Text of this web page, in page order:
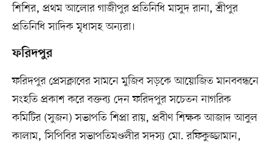
শিশির, প্রথম আলোর গাজীপুর প্রতিনিধি মাসুদ রানা, শ্রীপুর
প্রতিনিধি সাদিক মৃধাসহ অন্যরা।
ফরিদপুর
ফরিদপুর প্রেসক্লাবের সামনে মুজিব সড়কে আয়োজিত মানববন্ধনে
সংহতি প্রকাশ করে বক্তব্য দেন ফরিদপুর সচেতন নাগরিক
কমিটির (সুজন) সভাপতি শিপ্রা রায়, প্রবীণ শিক্ষক আজাদ আবুল
কালাম, সিপিবির সভাপতিমণ্ডলীর সদস্য মো. রফিকুজ্জামান,